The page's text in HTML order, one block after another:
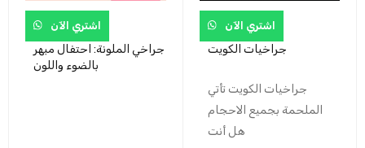
اشتري الآن
جراخي الملونة: احتفال مبهر
بالضوء واللون
اشتري الآن
جراخيات الكويت
جراخيات الكويت تأتي
الملحمة بجميع الاحجام
هل أنت